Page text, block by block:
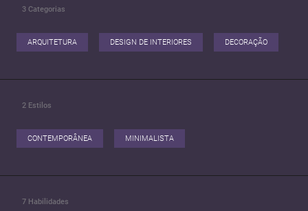
3 Categorias
ARQUITETURA DESIGN DE INTERIORES DECORAÇÃO
2 Estilos
CONTEMPORÂNEA MINIMALISTA
7 Habilidades